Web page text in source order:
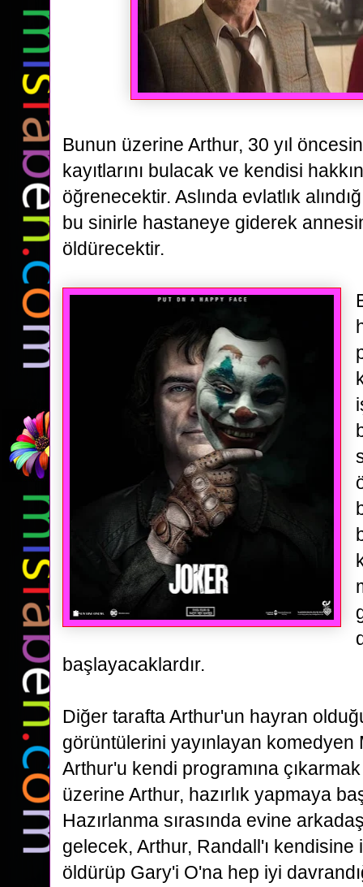
Bunun üzerine Arthur, 30 yıl
kayıtlarını bulacak ve kendisi
öğrenecektir. Aslında evlatlık
bu sinirle hastaneye giderek
öldürecektir.
başlayacaklardır.
Diğer tarafta Arthur'un hayran
görüntülerini yayınlayan
Arthur'u kendi programına
üzerine Arthur, hazırlık yapmaya
Hazırlanma sırasında evine
gelecek, Arthur, Randall'ı kendisine
öldürüp Gary'i O'na hep iyi